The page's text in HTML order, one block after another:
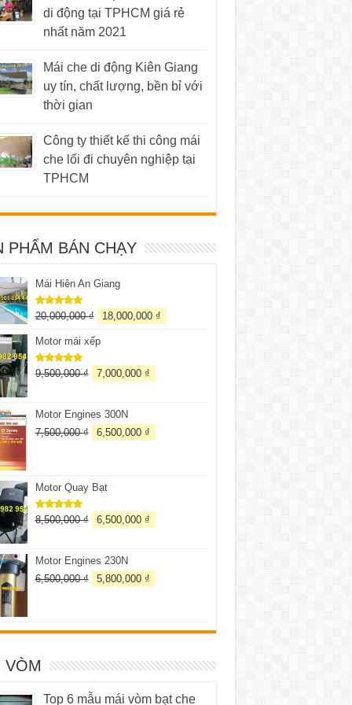
di động tại TPHCM giá rẻ
nhất năm 2021
Mái che di động Kiên Giang
uy tín, chất lượng, bền bỉ với
thời gian
Công ty thiết kế thi công mái
che lối đi chuyên nghiệp tại
TPHCM
PHẨM BÁN CHẠY
Mái Hiên An Giang
Được xếp
5 sao
20,000,000₫ 18,000,000 ₫
Motor mái xếp
Được xếp
9,500,000₫ 7,000,000 ₫
Motor Engines 300N
7,500,000₫ 6,500,000 ₫
Motor Quay Bạt
Được xếp
8,500,000₫ 6,500,000 ₫
Motor Engines 230N
6,500,000₫ 5,800,000 ₫
VÒM
Top 6 mẫu mái vòm bạt che